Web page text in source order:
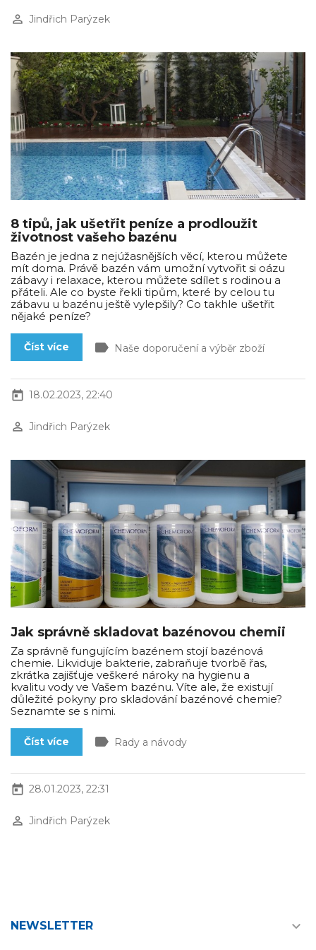
perm_identity Jindřich Parýzek
8 tipů, jak ušetřit peníze a prodloužit
životnost vašeho bazénu
Bazén je jedna z nejúžasnějších věcí, kterou můžete
mít doma. Právě bazén vám umožní vytvořit si oázu
zábavy i relaxace, kterou můžete sdílet s rodinou a
přáteli. Ale co byste řekli tipům, které by celou tu
zábavu u bazénu ještě vylepšily? Co takhle ušetřit
nějaké peníze?
Číst více label Naše doporučení a výběr zboží
today 18.02.2023, 22:40
perm_identity Jindřich Parýzek
Jak správně skladovat bazénovou chemii
Za správně fungujícím bazénem stojí bazénová
chemie. Likviduje bakterie, zabraňuje tvorbě řas,
zkrátka zajišťuje veškeré nároky na hygienu a
kvalitu vody ve Vašem bazénu. Víte ale, že existují
důležité pokyny pro skladování bazénové chemie?
Seznamte se s nimi.
Číst více label Rady a návody
today 28.01.2023, 22:31
perm_identity Jindřich Parýzek
NEWSLETTER 